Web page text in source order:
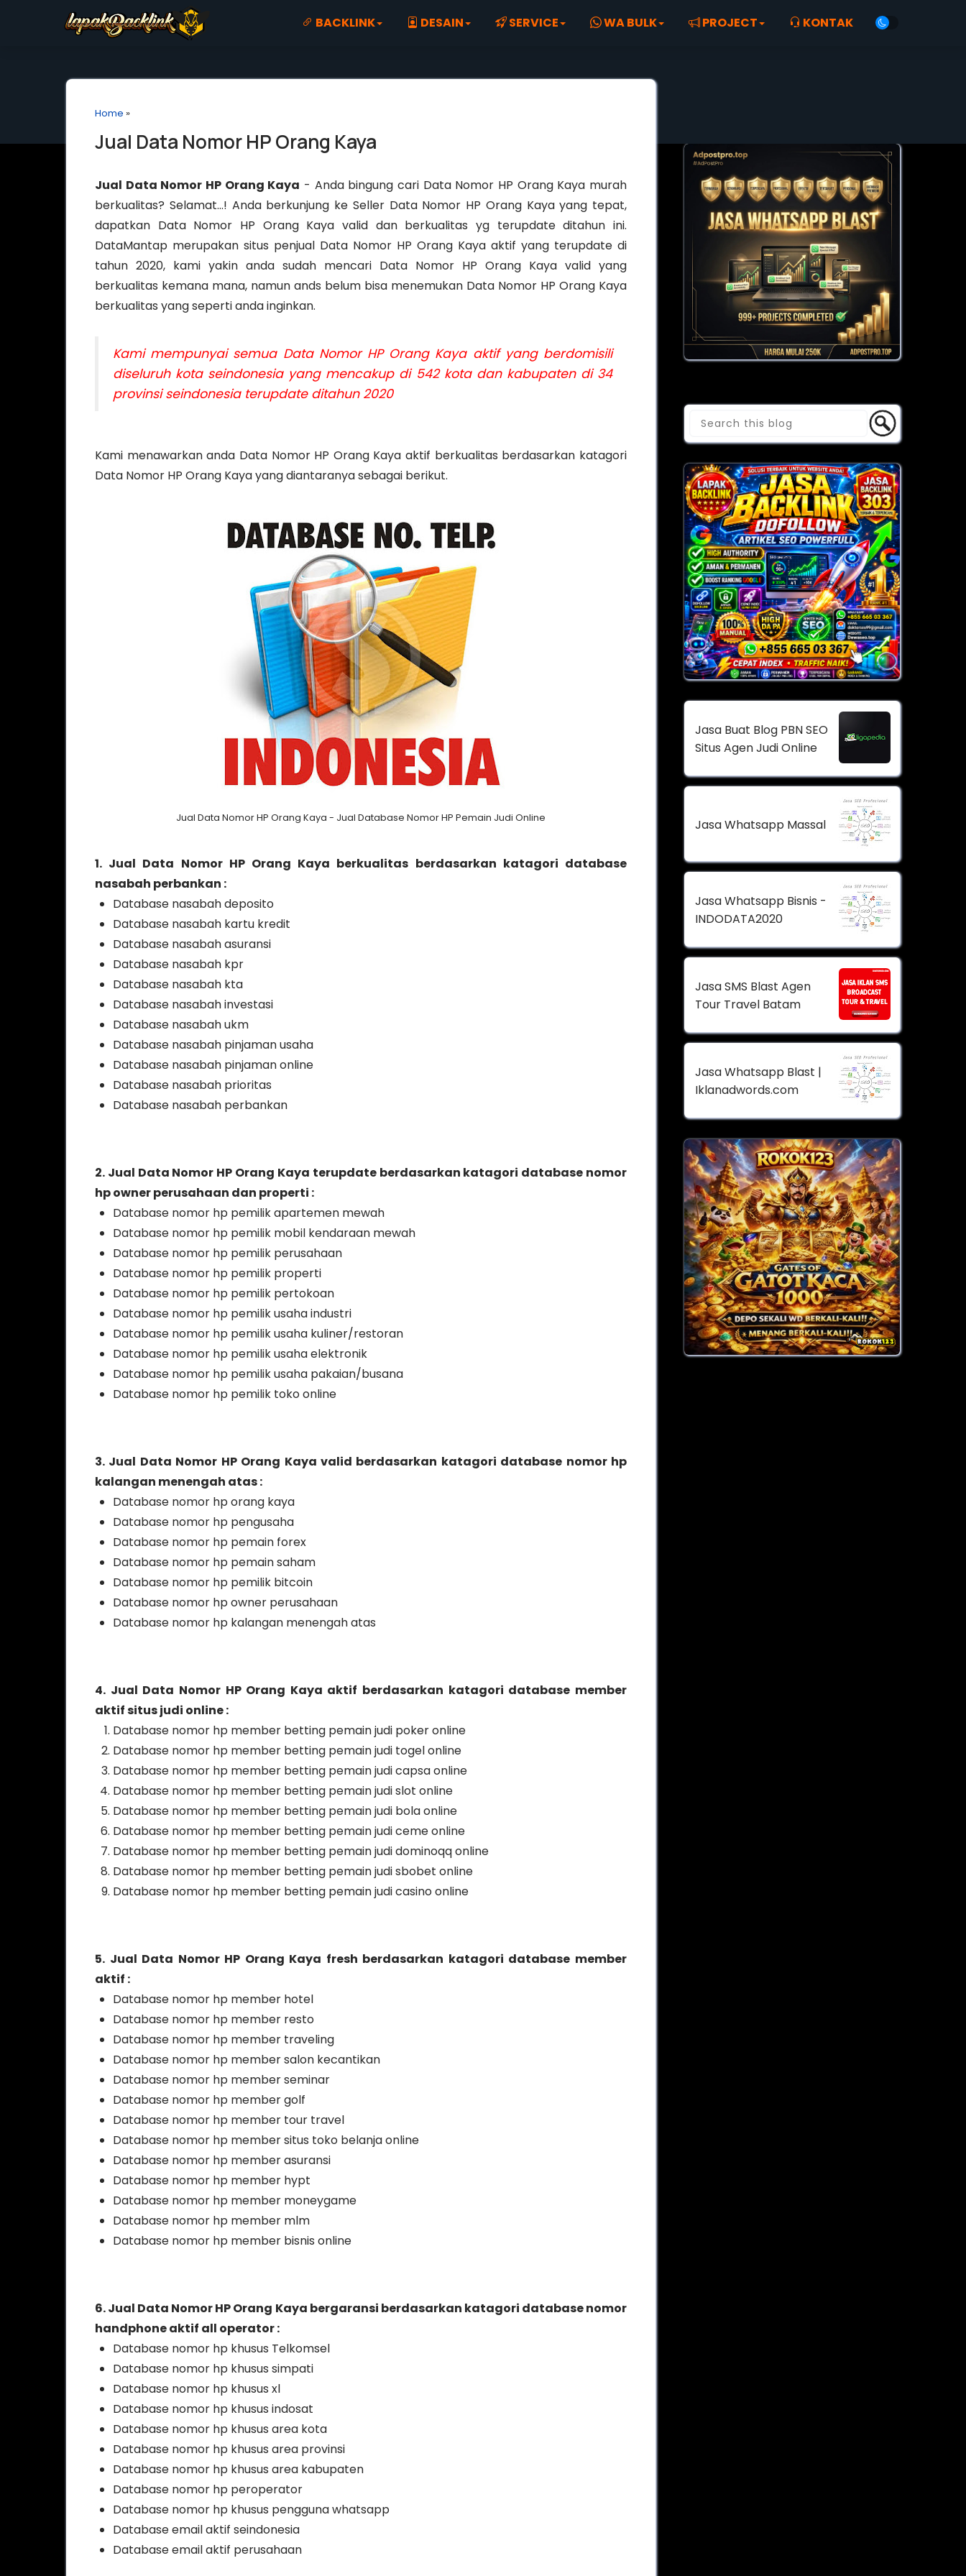
BACKLINK DESAIN SERVICE WA BULK PROJECT KONTAK
Home »
Jual Data Nomor HP Orang Kaya
Jual Data Nomor HP Orang Kaya - Anda bingung cari Data Nomor HP Orang Kaya murah
berkualitas? Selamat…! Anda berkunjung ke Seller Data Nomor HP Orang Kaya yang tepat,
dapatkan Data Nomor HP Orang Kaya valid dan berkualitas yg terupdate ditahun ini.
DataMantap merupakan situs penjual Data Nomor HP Orang Kaya aktif yang terupdate di
tahun 2020, kami yakin anda sudah mencari Data Nomor HP Orang Kaya valid yang
berkualitas kemana mana, namun ands belum bisa menemukan Data Nomor HP Orang Kaya
berkualitas yang seperti anda inginkan.
Kami mempunyai semua Data Nomor HP Orang Kaya aktif yang berdomisili
diseluruh kota seindonesia yang mencakup di 542 kota dan kabupaten di 34
provinsi seindonesia terupdate ditahun 2020
Kami menawarkan anda Data Nomor HP Orang Kaya aktif berkualitas berdasarkan katagori
Data Nomor HP Orang Kaya yang diantaranya sebagai berikut.
Jual Data Nomor HP Orang Kaya - Jual Database Nomor HP Pemain Judi Online
1. Jual Data Nomor HP Orang Kaya berkualitas berdasarkan katagori database
nasabah perbankan :
Database nasabah deposito
Database nasabah kartu kredit
Database nasabah asuransi
Database nasabah kpr
Database nasabah kta
Database nasabah investasi
Database nasabah ukm
Database nasabah pinjaman usaha
Database nasabah pinjaman online
Database nasabah prioritas
Database nasabah perbankan
2. Jual Data Nomor HP Orang Kaya terupdate berdasarkan katagori database nomor
hp owner perusahaan dan properti :
Database nomor hp pemilik apartemen mewah
Database nomor hp pemilik mobil kendaraan mewah
Database nomor hp pemilik perusahaan
Database nomor hp pemilik properti
Database nomor hp pemilik pertokoan
Database nomor hp pemilik usaha industri
Database nomor hp pemilik usaha kuliner/restoran
Database nomor hp pemilik usaha elektronik
Database nomor hp pemilik usaha pakaian/busana
Database nomor hp pemilik toko online
3. Jual Data Nomor HP Orang Kaya valid berdasarkan katagori database nomor hp
kalangan menengah atas :
Database nomor hp orang kaya
Database nomor hp pengusaha
Database nomor hp pemain forex
Database nomor hp pemain saham
Database nomor hp pemilik bitcoin
Database nomor hp owner perusahaan
Database nomor hp kalangan menengah atas
4. Jual Data Nomor HP Orang Kaya aktif berdasarkan katagori database member
aktif situs judi online :
Database nomor hp member betting pemain judi poker online
Database nomor hp member betting pemain judi togel online
Database nomor hp member betting pemain judi capsa online
Database nomor hp member betting pemain judi slot online
Database nomor hp member betting pemain judi bola online
Database nomor hp member betting pemain judi ceme online
Database nomor hp member betting pemain judi dominoqq online
Database nomor hp member betting pemain judi sbobet online
Database nomor hp member betting pemain judi casino online
5. Jual Data Nomor HP Orang Kaya fresh berdasarkan katagori database member
aktif :
Database nomor hp member hotel
Database nomor hp member resto
Database nomor hp member traveling
Database nomor hp member salon kecantikan
Database nomor hp member seminar
Database nomor hp member golf
Database nomor hp member tour travel
Database nomor hp member situs toko belanja online
Database nomor hp member asuransi
Database nomor hp member hypt
Database nomor hp member moneygame
Database nomor hp member mlm
Database nomor hp member bisnis online
6. Jual Data Nomor HP Orang Kaya bergaransi berdasarkan katagori database nomor
handphone aktif all operator :
Database nomor hp khusus Telkomsel
Database nomor hp khusus simpati
Database nomor hp khusus xl
Database nomor hp khusus indosat
Database nomor hp khusus area kota
Database nomor hp khusus area provinsi
Database nomor hp khusus area kabupaten
Database nomor hp peroperator
Database nomor hp khusus pengguna whatsapp
Database email aktif seindonesia
Database email aktif perusahaan
Jasa Buat Blog PBN SEO
Situs Agen Judi Online
Jasa Whatsapp Massal
Jasa Whatsapp Bisnis -
INDODATA2020
Jasa SMS Blast Agen
Tour Travel Batam
Jasa Whatsapp Blast |
Iklanadwords.com